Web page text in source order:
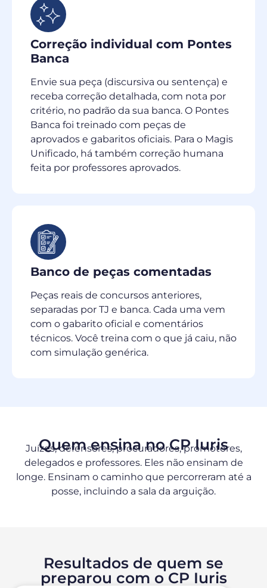
Correção individual com Pontes
Banca
Envie sua peça (discursiva ou sentença) e
receba correção detalhada, com nota por
critério, no padrão da sua banca. O Pontes
Banca foi treinado com peças de
aprovados e gabaritos oficiais. Para o Magis
Unificado, há também correção humana
feita por professores aprovados.
Banco de peças comentadas
Peças reais de concursos anteriores,
separadas por TJ e banca. Cada uma vem
com o gabarito oficial e comentários
técnicos. Você treina com o que já caiu, não
com simulação genérica.
Quem ensina no CP Iuris
Juízes, defensores, procuradores, promotores,
delegados e professores. Eles não ensinam de
longe. Ensinam o caminho que percorreram até a
posse, incluindo a sala da arguição.
Resultados de quem se
preparou com o CP Iuris